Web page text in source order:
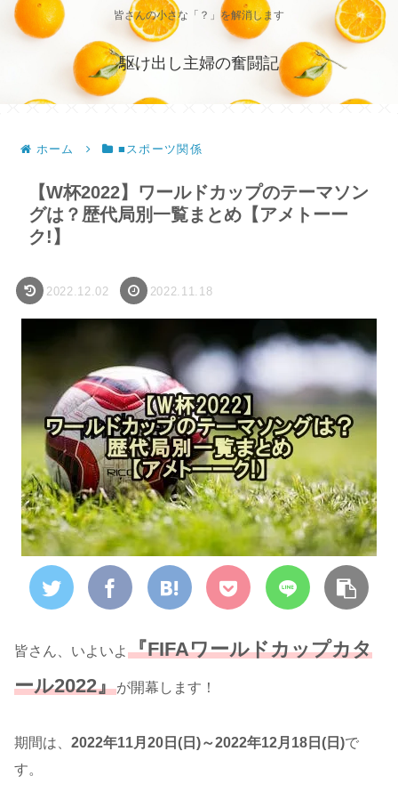
皆さんの小さな「？」を解消します
駆け出し主婦の奮闘記
ホーム ■スポーツ関係
【W杯2022】ワールドカップのテーマソン
グは？歴代局別一覧まとめ【アメトーー
ク!】
2022.12.02 2022.11.18
皆さん、いよいよ『FIFAワールドカップカタ
ール2022』が開幕します！
期間は、 2022年11月20日(日)～2022年12月18日(日)で
す。